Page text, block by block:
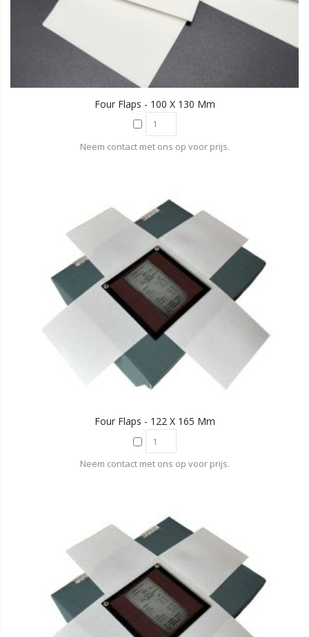
Four Flaps - 100 X 130 Mm
Neem contact met ons op voor prijs.
Four Flaps - 122 X 165 Mm
Neem contact met ons op voor prijs.